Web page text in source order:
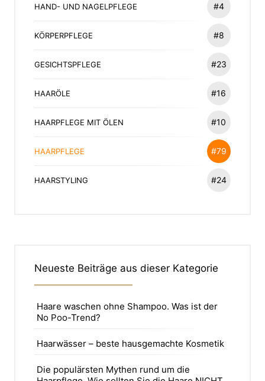
HAND- UND NAGELPFLEGE #4
KÖRPERPFLEGE #8
GESICHTSPFLEGE #23
HAARÖLE #16
HAARPFLEGE MIT ÖLEN #10
HAARPFLEGE #79
HAARSTYLING #24
Neueste Beiträge aus dieser Kategorie
Haare waschen ohne Shampoo. Was ist der
No Poo-Trend?
Haarwässer – beste hausgemachte Kosmetik
Die populärsten Mythen rund um die